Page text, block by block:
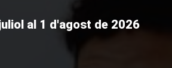
al 1 d'agost de 2026